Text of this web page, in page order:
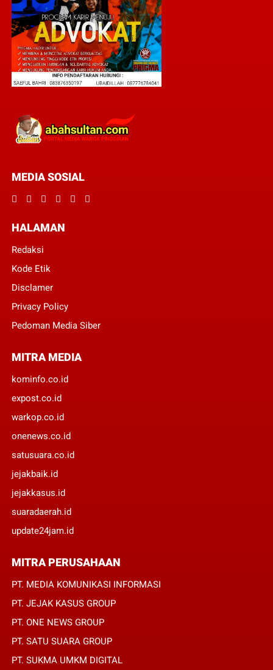
MEDIA SOSIAL
HALAMAN
Redaksi
Kode Etik
Disclamer
Privacy Policy
Pedoman Media Siber
MITRA MEDIA
kominfo.co.id
expost.co.id
warkop.co.id
onenews.co.id
satusuara.co.id
jejakbaik.id
jejakkasus.id
suaradaerah.id
update24jam.id
MITRA PERUSAHAAN
PT. MEDIA KOMUNIKASI INFORMASI
PT. JEJAK KASUS GROUP
PT. ONE NEWS GROUP
PT. SATU SUARA GROUP
PT. SUKMA UMKM DIGITAL